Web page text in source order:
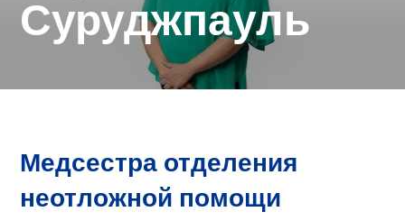
Суруджпауль
Медсестра отделения
неотложной помощи